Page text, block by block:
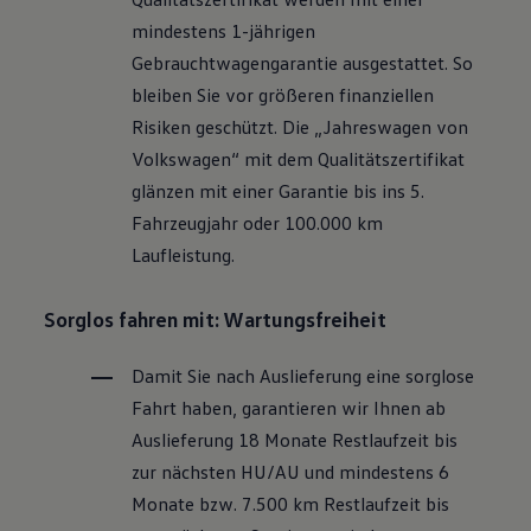
Räder und Reifen
Pannen- und Unfallhilfe
Volkswagen Teile
Zubehör
Schutz und Pflege
Transport
Individualisieren
Wallbox und Ladekabel
Volkswagen Apps, Login und Shop
Handy und Fahrzeug verbinden
Über Ihr Auto
Vorgängermodelle
Kundeninformationen
Volkswagen Kundenbetreuung
Warn- und Kontrollleuchten
Digitale Betriebsanleitung
mindestens 1-jährigen
Gebrauchtwagengarantie ausgestattet. So
bleiben Sie vor größeren finanziellen
Risiken geschützt. Die „Jahreswagen von
Volkswagen“ mit dem Qualitätszertifikat
glänzen mit einer Garantie bis ins 5.
Fahrzeugjahr oder 100.000 km
Laufleistung.
Sorglos fahren mit: Wartungsfreiheit
Damit Sie nach Auslieferung eine sorglose
Fahrt haben, garantieren wir Ihnen ab
Auslieferung 18 Monate Restlaufzeit bis
zur nächsten HU/AU und mindestens 6
Monate bzw. 7.500 km Restlaufzeit bis